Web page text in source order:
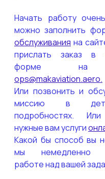
Начать работу
можно заполнить
обслуживания на
прислать заказ в
ops@makaviation.aero.
Или позвонить и
миссию в
подробностях. Или
нужные вам услуги
Какой бы способ вы
мы немедленно
работе над вашей